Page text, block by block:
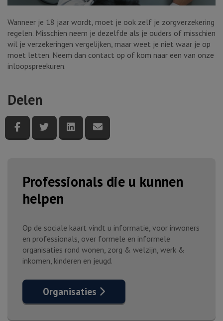
Wanneer je 18 jaar wordt, moet je ook zelf je zorgverzekering
regelen. Misschien neem je dezelfde als je ouders of misschien
wil je verzekeringen vergelijken, maar weet je niet waar je op
moet letten. Neem dan contact op of kom naar een van onze
inloopspreekuren.
Delen
Deel deze pagina via Facebook
Deel deze pagina via Twitter
Deel deze pagina via LinkedIn
Professionals die u kunnen
helpen
Op de sociale kaart vindt u informatie, voor inwoners
en professionals, over formele en informele
organisaties rond wonen, zorg & welzijn, werk &
inkomen, kinderen en jeugd.
Organisaties